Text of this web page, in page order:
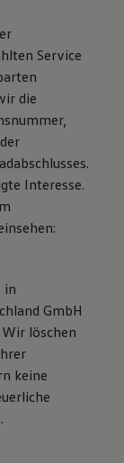
Service
die
Interesse.
in
GmbH
Wir löschen
keine